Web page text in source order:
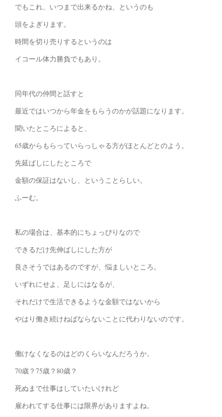
でもこれ、いつまで出来るかね、というのも
頭をよぎります。
時間を切り売りするというのは
イコール体力勝負でもあり。
同年代の仲間と話すと
最近ではいつから年金をもらうのかが話題になります。
聞いたところによると、
65歳からもらっていらっしゃる方がほとんどとのよう。
先延ばしにしたところで
金額の保証はないし、ということらしい。
ふーむ。
私の場合は、基本的にちょっぴりなので
できるだけ先伸ばしにした方が
良さそうではあるのですが、悩ましいところ。
いずれにせよ、足しにはなるが、
それだけで生活できるような金額ではないから
やはり働き続けねばならないことに代わりないのです。
働けなくなるのはどのくらいなんだろうか。
70歳？75歳？80歳？
死ぬまで仕事はしていたいけれど
雇われてする仕事には限界がありますよね。